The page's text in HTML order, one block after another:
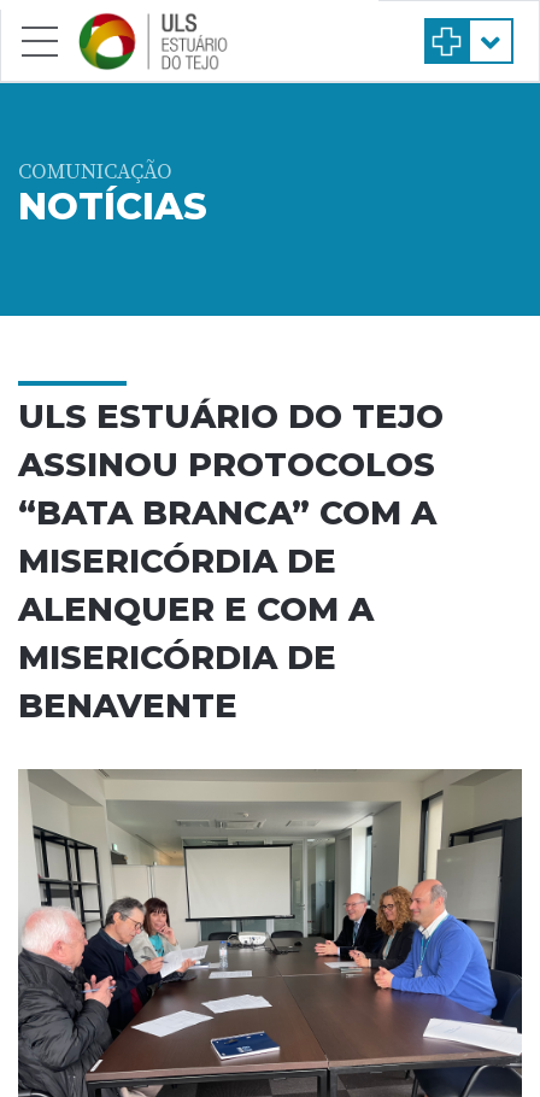
Saltar para conteúdo principal
COMUNICAÇÃO
NOTÍCIAS
ULS ESTUÁRIO DO TEJO
ASSINOU PROTOCOLOS
“BATA BRANCA” COM A
MISERICÓRDIA DE
ALENQUER E COM A
MISERICÓRDIA DE
BENAVENTE